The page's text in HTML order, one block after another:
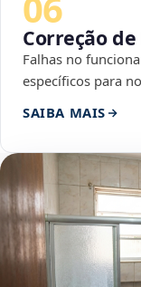
Correção
Falhas no
específicos para
SAIBA MAIS